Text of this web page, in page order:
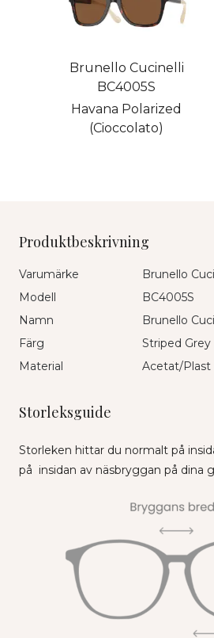
Brunello Cucinelli
BC4005S
Havana Polarized
(Cioccolato)
Produktbeskrivning
Varumärke
Brunello
Modell
BC4005S
Namn
Brunello
Färg
Striped
Material
Acetat/Plast
Storleksguide
Storleken hittar du normalt på
på insidan av näsbryggan på dina